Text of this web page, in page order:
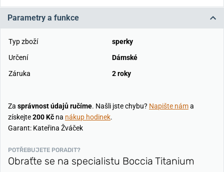
Parametry a funkce
Typ zboží
sperky
Určení
Dámské
Záruka
2 roky
Za správnost údajů ručíme. Našli jste chybu? Napište náma
získejte200 Kč na nákup hodinek.
Garant: Kateřina Žváček
POTŘEBUJETE PORADIT?
Obraťte se na specialistu Boccia Titanium